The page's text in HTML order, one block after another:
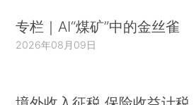
专栏｜AI“煤矿”中的金丝雀
2026年08月09日